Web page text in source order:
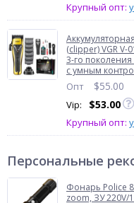
Крупный опт:
(clipper) VGR V-
3-го
с умным
Опт $55.00
Vip: $53.00
Крупный опт:
Персональные
Фонарь Police
zoom, ЗУ 220V/